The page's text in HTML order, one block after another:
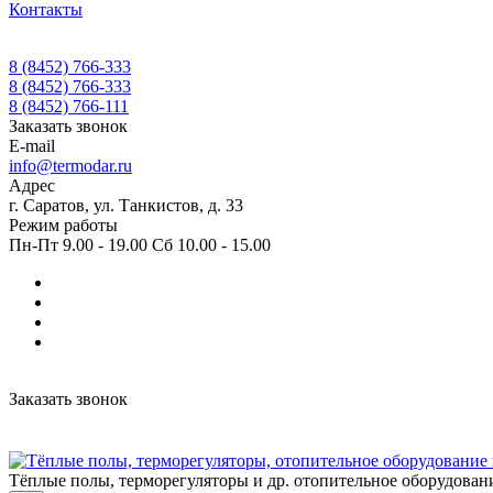
Контакты
8 (8452) 766-333
8 (8452) 766-333
8 (8452) 766-111
Заказать звонок
E-mail
info@termodar.ru
Адрес
г. Саратов, ул. Танкистов, д. 33
Режим работы
Пн-Пт 9.00 - 19.00 Сб 10.00 - 15.00
Заказать звонок
Тёплые полы, терморегуляторы и др. отопительное